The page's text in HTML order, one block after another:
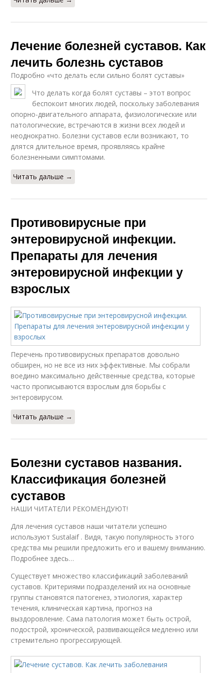
Лечение болезней суставов. Как
лечить болезнь суставов
Подробно «что делать если сильно болят суставы»
Что делать когда болят суставы – этот вопрос
беспокоит многих людей, поскольку заболевания
опорно-двигательного аппарата, физиологические или
патологические, встречаются в жизни всех людей и
неоднократно. Болезни суставов если возникают, то
длятся длительное время, проявляясь крайне
болезненными симптомами.
Читать дальше →
Противовирусные при
энтеровирусной инфекции.
Препараты для лечения
энтеровирусной инфекции у
взрослых
Перечень противовирусных препаратов довольно
обширен, но не все из них эффективные. Мы собрали
воедино максимально действенные средства, которые
часто прописываются взрослым для борьбы с
энтеровирусом.
Читать дальше →
Болезни суставов названия.
Классификация болезней
суставов
НАШИ ЧИТАТЕЛИ РЕКОМЕНДУЮТ!
Для лечения суставов наши читатели успешно
используют Sustalaif . Видя, такую популярность этого
средства мы решили предложить его и вашему вниманию.
Подробнее здесь…
Существует множество классификаций заболеваний
суставов. Критериями подразделений их на основные
группы становятся патогенез, этиология, характер
течения, клиническая картина, прогноз на
выздоровление. Сама патология может быть острой,
подострой, хронической, развивающейся медленно или
стремительно прогрессирующей.